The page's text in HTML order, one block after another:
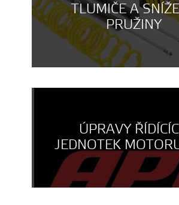
TLUMIČE A
PRUŽINY
ÚPRAVY
JEDNOTEK